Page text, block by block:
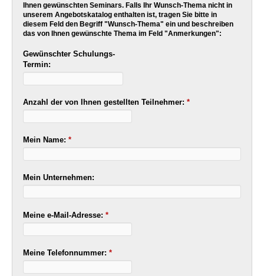
Ihnen gewünschten Seminars. Falls Ihr Wunsch-Thema nicht in
unserem Angebotskatalog enthalten ist, tragen Sie bitte in
diesem Feld den Begriff "Wunsch-Thema" ein und beschreiben
das von Ihnen gewünschte Thema im Feld "Anmerkungen":
Gewünschter Schulungs-
Termin:
Anzahl der von Ihnen gestellten Teilnehmer: *
Mein Name: *
Mein Unternehmen:
Meine e-Mail-Adresse: *
Meine Telefonnummer: *